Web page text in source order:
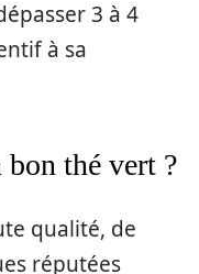
3 à 4
à sa
thé vert ?
qualité, de
réputées